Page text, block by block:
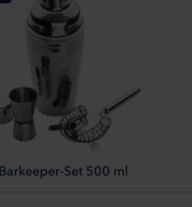
Barkeeper-Set 500 ml